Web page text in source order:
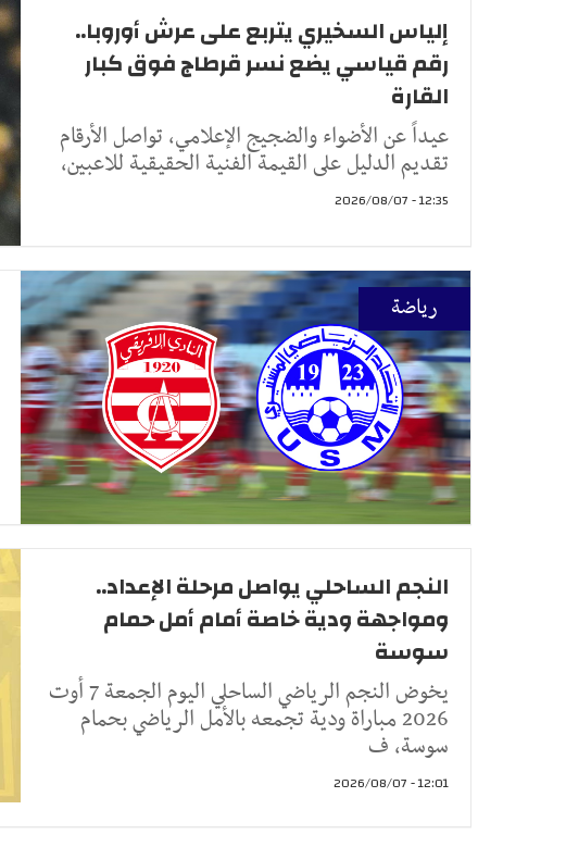
إلياس السخيري يتربع على عرش أوروبا..
رقم قياسي يضع نسر قرطاج فوق كبار
القارة
عيداً عن الأضواء والضجيج الإعلامي، تواصل الأرقام
تقديم الدليل على القيمة الفنية الحقيقية للاعبين،
12:35 - 2026/08/07
رياضة
النجم الساحلي يواصل مرحلة الإعداد..
ومواجهة ودية خاصة أمام أمل حمام
سوسة
يخوض النجم الرياضي الساحلي اليوم الجمعة 7 أوت
2026 مباراة ودية تجمعه بالأمل الرياضي بحمام
سوسة، ف
12:01 - 2026/08/07